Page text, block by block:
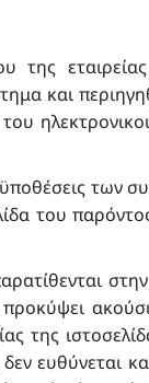
της
και
των
του
στην
της
ευθύνεται